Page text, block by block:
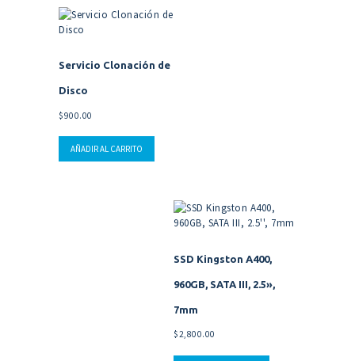
Servicio Clonación de
Disco
$900.00
AÑADIR AL CARRITO
SSD Kingston A400,
960GB, SATA III, 2.5»,
7mm
$2,800.00